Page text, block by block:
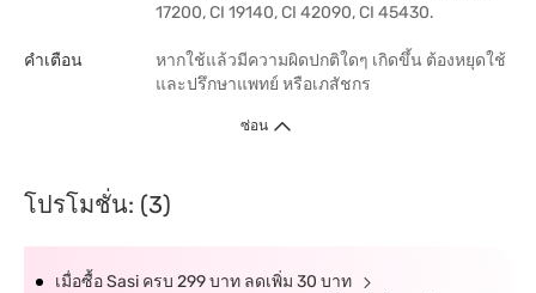
17200, CI 19140, CI 42090, CI 45430.
คำเตือน
หากใช้แล้วมีความผิดปกติใดๆ เกิดขึ้น ต้องหยุดใช้
และปรึกษาแพทย์ หรือเภสัชกร
ซ่อน
โปรโมชั่น: (3)
เมื่อซื้อ Sasi ครบ 299 บาท ลดเพิ่ม 30 บาท